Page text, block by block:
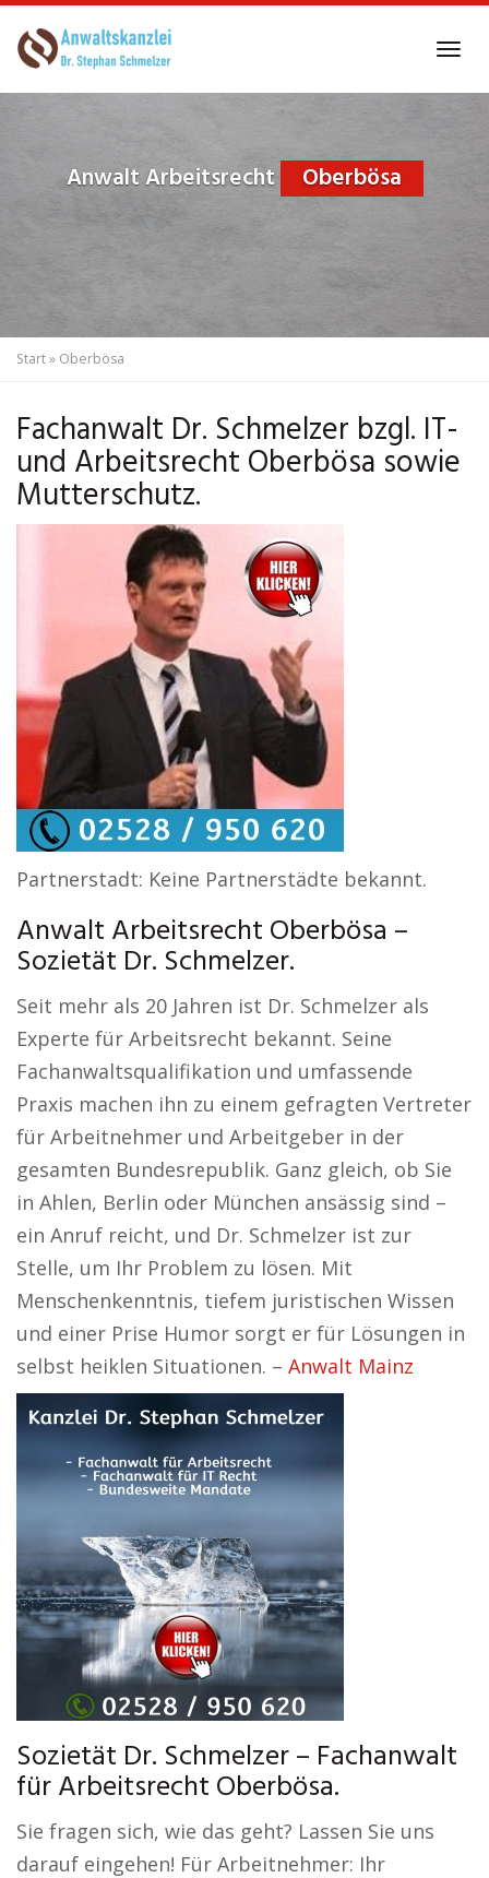
to
Anwalt Arbeitsrecht Oberbösa
Start» Oberbösa
Fachanwalt Dr. Schmelzer bzgl. IT-
und Arbeitsrecht Oberbösa sowie
Mutterschutz.
Partnerstadt: Keine Partnerstädte bekannt.
Anwalt Arbeitsrecht Oberbösa –
Sozietät Dr. Schmelzer.
Seit mehr als 20 Jahren ist Dr. Schmelzer als
Experte für Arbeitsrecht bekannt. Seine
Fachanwaltsqualifikation und umfassende
Praxis machen ihn zu einem gefragten Vertreter
für Arbeitnehmer und Arbeitgeber in der
gesamten Bundesrepublik. Ganz gleich, ob Sie
in Ahlen, Berlin oder München ansässig sind –
ein Anruf reicht, und Dr. Schmelzer ist zur
Stelle, um Ihr Problem zu lösen. Mit
Menschenkenntnis, tiefem juristischen Wissen
und einer Prise Humor sorgt er für Lösungen in
selbst heiklen Situationen. – Anwalt Mainz
Sozietät Dr. Schmelzer – Fachanwalt
für Arbeitsrecht Oberbösa.
Sie fragen sich, wie das geht? Lassen Sie uns
darauf eingehen! Für Arbeitnehmer: Ihr